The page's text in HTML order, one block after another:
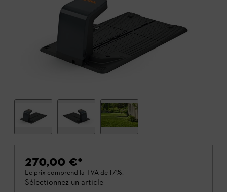
270,00 €*
Le prix comprend la TVA de 17%.
Sélectionnez un article